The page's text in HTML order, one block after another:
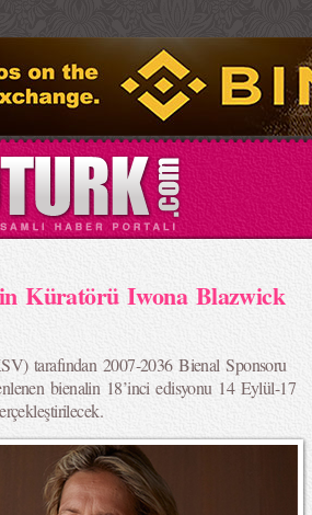
Küratörü Iwona Blazwick
tarafından 2007-2036 Bienal Sponsoru
bienalin 18’inci edisyonu 14 Eylül-17